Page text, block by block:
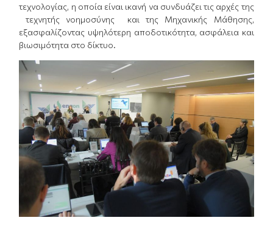
τεχνολογίας, η οποία είναι ικανή να συνδυάζει τις αρχές της
τεχνητής νοημοσύνης και της Μηχανικής Μάθησης,
εξασφαλίζοντας υψηλότερη αποδοτικότητα, ασφάλεια και
βιωσιμότητα στο δίκτυο.